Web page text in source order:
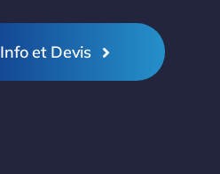
Info et Devis